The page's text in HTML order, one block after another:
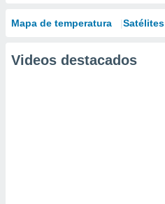
Mapa de temperatura Satélites
Videos destacados